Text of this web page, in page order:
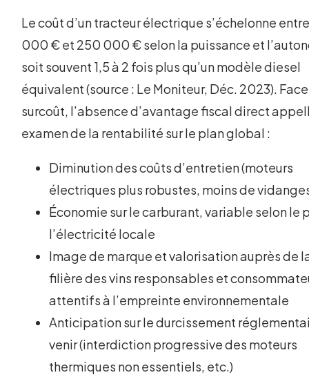
Le coût d’un tracteur électrique s’échelonne
000 € et 250 000 € selon la puissance et
soit souvent 1,5 à 2 fois plus qu’un modèle diesel
équivalent (source : Le Moniteur, Déc. 2023).
surcoût, l’absence d’avantage fiscal direct
examen de la rentabilité sur le plan global :
Diminution des coûts d’entretien (moteurs
électriques plus robustes, moins de
Économie sur le carburant, variable selon le
l’électricité locale
Image de marque et valorisation auprès de
filière des vins responsables et
attentifs à l’empreinte environnementale
Anticipation sur le durcissement
venir (interdiction progressive des moteurs
thermiques non essentiels, etc.)